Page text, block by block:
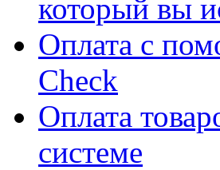
который вы
Оплата с
Check
Оплата
системе